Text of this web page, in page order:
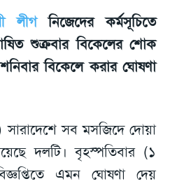
লীগনিজেদের কর্মসূচিতে
শুক্রবার বিকেলের শোক
বিকেলে করার ঘোষণা
সব মসজিদে দোয়া
দলটি। বৃহস্পতিবার (১
এমন ঘোষণা দেয়